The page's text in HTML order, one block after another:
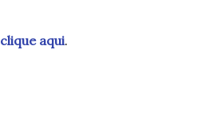
clique aqui.